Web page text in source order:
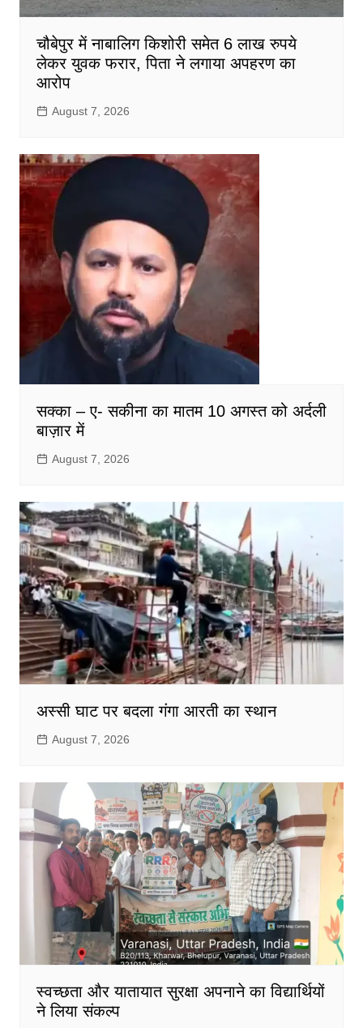
चौबेपुर में नाबालिग किशोरी समेत 6 लाख रुपये
लेकर युवक फरार, पिता ने लगाया अपहरण का
आरोप
August 7, 2026
सक्का – ए- सकीना का मातम 10 अगस्त को अर्दली
बाज़ार में
August 7, 2026
अस्सी घाट पर बदला गंगा आरती का स्थान
August 7, 2026
स्वच्छता और यातायात सुरक्षा अपनाने का विद्यार्थियों
ने लिया संकल्प